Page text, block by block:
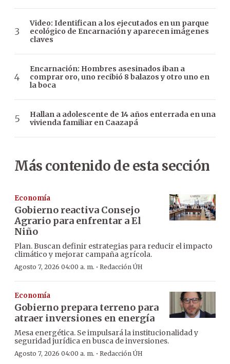
Video: Identifican a los ejecutados en un parque
ecológico de Encarnación y aparecen imágenes
claves
Encarnación: Hombres asesinados iban a
comprar oro, uno recibió 8 balazos y otro uno en
la boca
Hallan a adolescente de 14 años enterrada en una
vivienda familiar en Caazapá
Más contenido de esta sección
Economía
Gobierno reactiva Consejo
Agrario para enfrentar a El
Niño
Plan. Buscan definir estrategias para reducir el impacto
climático y mejorar campaña agrícola.
Agosto 7, 2026 04:00 a. m. · Redacción ÚH
Economía
Gobierno prepara terreno para
atraer inversiones en energía
Mesa energética. Se impulsará la institucionalidad y
seguridad jurídica en busca de inversiones.
Agosto 7, 2026 04:00 a. m. · Redacción ÚH